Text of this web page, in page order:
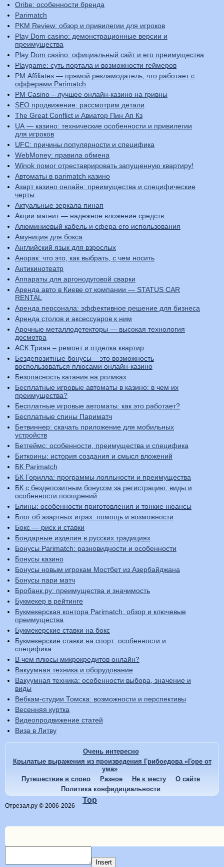
Oribe: особенности бренда
Parimatch
PKM Review: обзор и привилегии для игроков
Play Dom casino: демонстрационные версии и
преимущества
Play Dom casino: официальный сайт и его преимущества
Playgame: суть портала и возможности геймеров
PM Affiliates — прямой рекламодатель, что работает с
офферами Parimatch
PM Casino – лучшее онлайн-казино на гривны
SEO продвижение: рассмотрим детали
The Great Conflict и Авиатор Пин Ап Кз
UA — казино: технические особенности и привилегии
для игроков
UFC: причины популярности и специфика
WebMoney: правила обмена
Winok помог отреставрировать запущенную квартиру!
Автоматы в parimatch казино
Азарт казино онлайн: преимущества и специфические
черты
Актуальные зеркала пинап
Акции магнит — надежное вложение средств
Алюминиевый кабель и сфера его использования
Амуниция для бокса
Английский язык для взрослых
Анорак: что это, как выбрать, с чем носить
Антикинотеатр
Аппараты для аргонодуговой сварки
Аренда авто в Киеве от компании — STATUS CAR
RENTAL
Аренда персонала: эффективное решение для бизнеса
Аренда столов и аксессуаров к ним
Арочные металлодетекторы — высокая технология
досмотра
АСК Триан – ремонт и отделка квартир
Бездепозитные бонусы – это возможность
воспользоваться плюсами онлайн-казино
Безопасность катания на роликах
Бесплатные игровые автоматы в казино: в чем их
преимущества?
Бесплатные игровые автоматы: как это работает?
Бесплатные спины Париматч
Бетвиннер: скачать приложение для мобильных
устройств
Бетгеймс: особенности, преимущества и специфика
Биткоины: история создания и смысл вложений
БК Parimatch
БК Горилла: программы лояльности и преимущества
БК с бездепозитным бонусом за регистрацию: виды и
особенности поощрений
Блины: особенности приготовления и тонкие нюансы
Блог об азартных играх: помощь и возможности
Бокс — риск и ставки
Бондарные изделия в русских традициях
Бонусы Parimatch: разновидности и особенности
Бонусы казино
Бонусы новым игрокам Мостбет из Азербайджана
Бонусы пари матч
Бробанк.ру: преимущества и значимость
Букмекер в рейтинге
Букмекерская контора Parimatch: обзор и ключевые
преимущества
Букмекерские ставки на бокс
Букмекерские ставки на спорт: особенности и
специфика
В чем плюсы микрокредитов онлайн?
Вакуумная техника и оборудование
Вакуумная техника: особенности выбора, значение и
виды
Вебкам-студии Томска: возможности и перспективы
Весенняя куртка
Видеопродвижение статей
Виза в Литву
Очень интересно
Крылатые выражения из произведения Грибоедова «Горе от
ума»
Путешествие в слово
Разное Не к месту
О сайте
Политика конфидициальности
Отрезал.ру © 2006-2026
Top
Insert